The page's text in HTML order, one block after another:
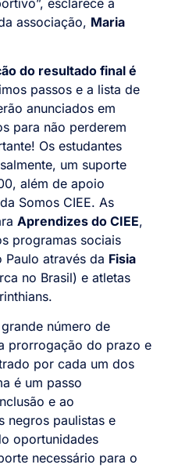
associação, Maria
do resultado final é
passos e a lista de
anunciados em
para não perderem
Os estudantes
um suporte
além de apoio
Somos CIEE. As
Aprendizes do CIEE,
programas sociais
Paulo através da Fisia
no Brasil) e atletas
número de
prorrogação do prazo e
por cada um dos
é um passo
e ao
negros paulistas e
oportunidades
necessário para o